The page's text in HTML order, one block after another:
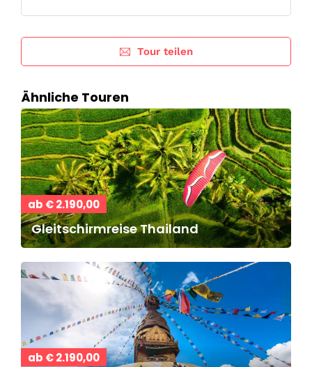
Tour teilen
Ähnliche Touren
ab € 2.190,00
Gleitschirmreise Thailand
ab € 2.190,00